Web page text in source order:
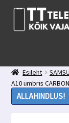
Liigu
navigeerimisele
Liigu
juurde
Minu konto
Ostukorv
Esileht
A10 ümbris CARBON
ALLAHINDLUS!